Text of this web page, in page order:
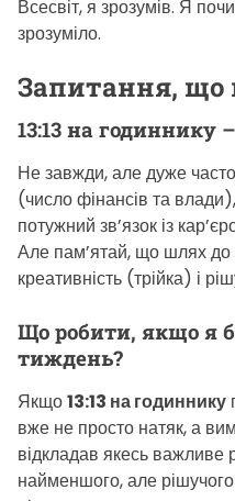
Всесвіт, я зрозумів. Я
зрозуміло.
Запитання,
13:13 на годиннику
Не завжди, але дуже
(число фінансів та влади),
потужний зв’язок із
Але пам’ятай, що шлях
креативність (трійка) і
Що робити, якщо я
тиждень?
Якщо13:13 на годиннику
вже не просто натяк, а
відкладав якесь важливе
найменшого, але